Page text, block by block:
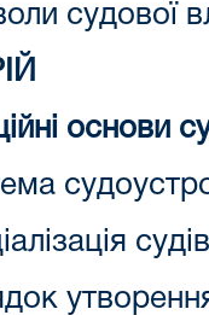
судової
основи
судів
утворення